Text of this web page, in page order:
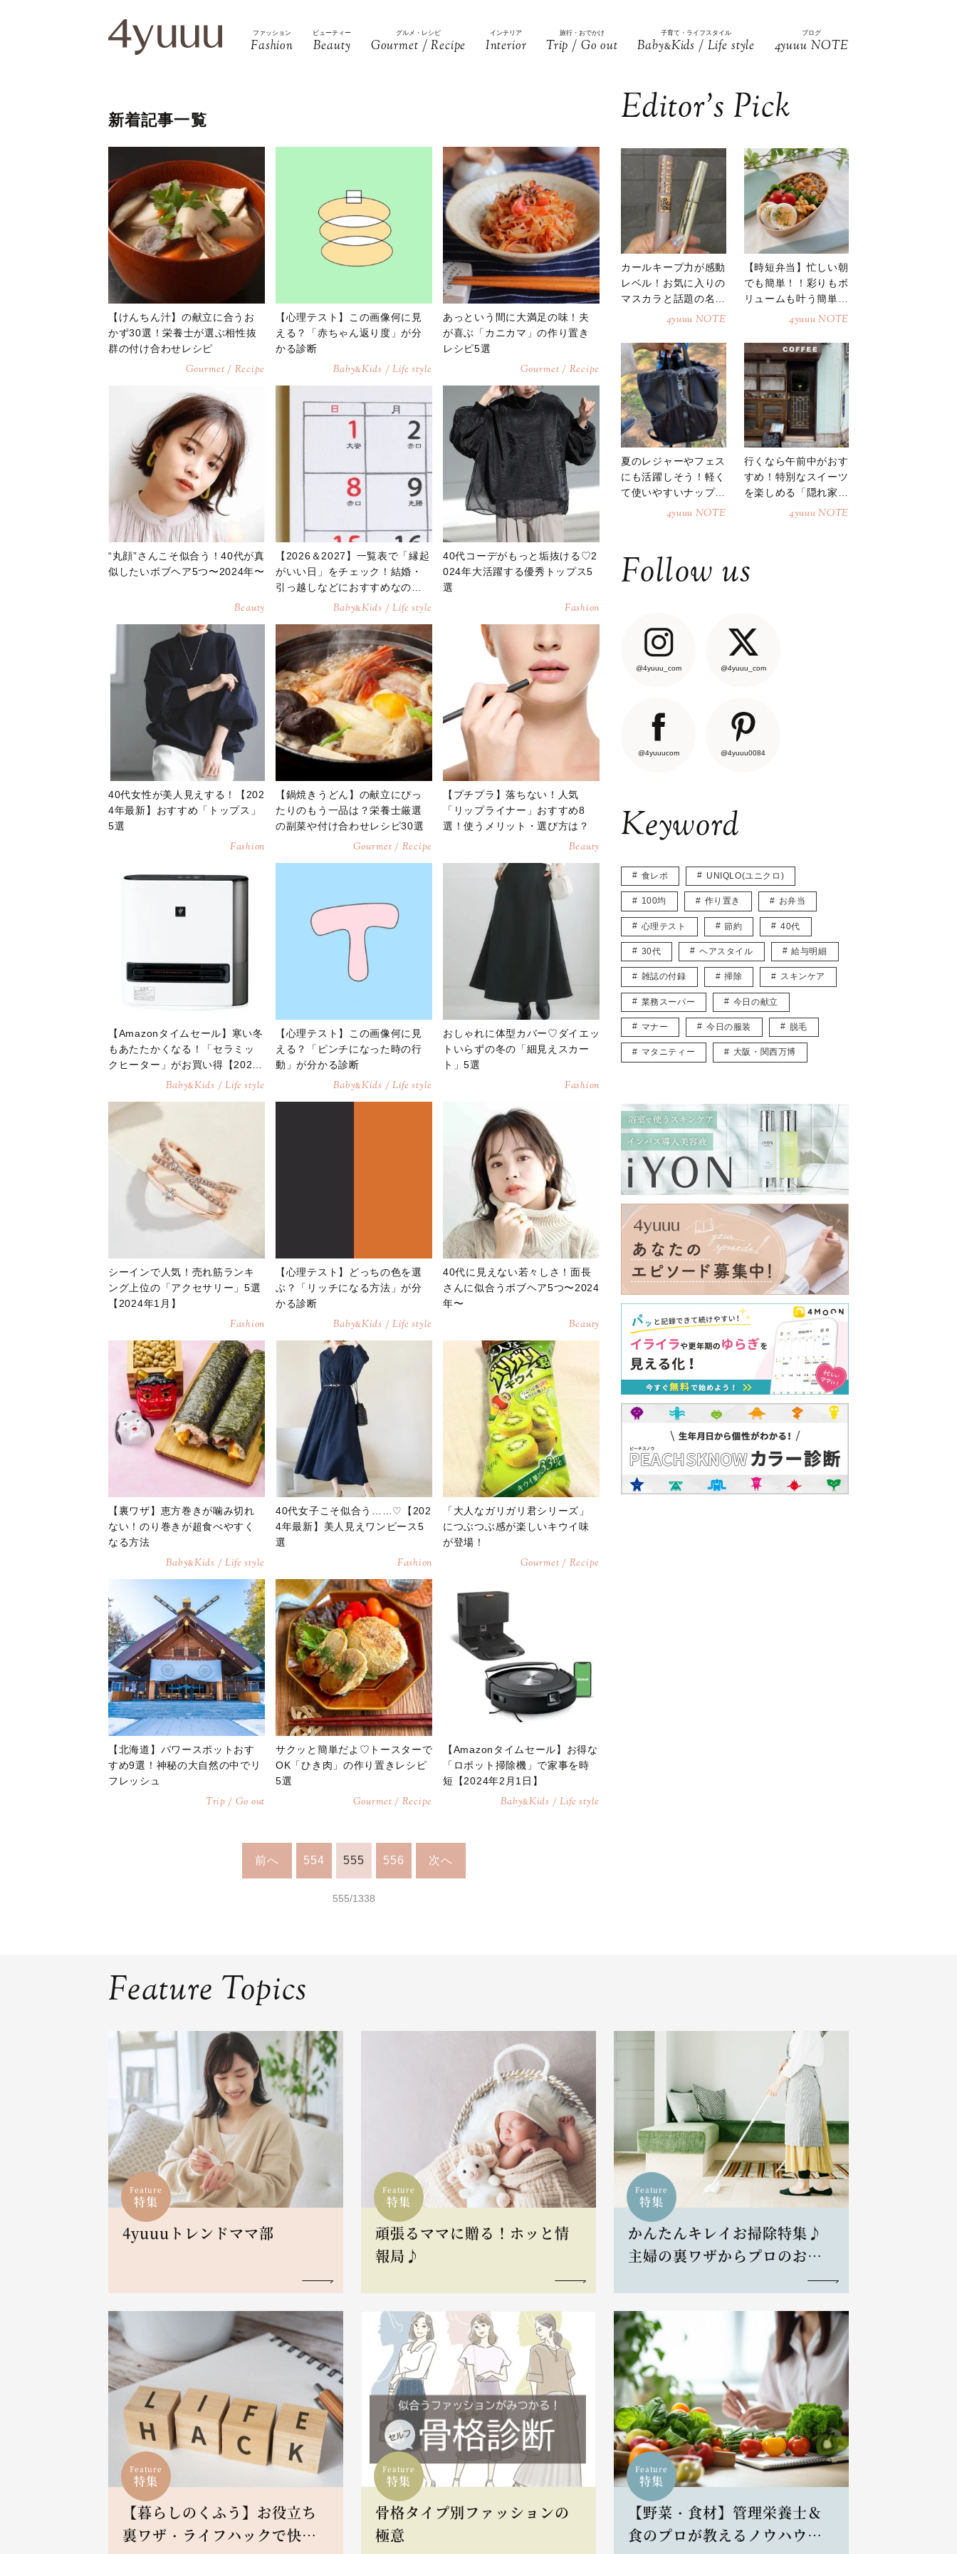
ファッション
Fashion
ビューティー
Beauty
グルメ・レシピ
Gourmet / Recipe
インテリア
Interior
旅行・おでかけ
Trip / Go out
子育て・ライフスタイル
Baby&Kids / Life style
ブログ
4yuuu NOTE
新着記事一覧
【けんちん汁】の献立に合うお
かず30選！栄養士が選ぶ相性抜
群の付け合わせレシピ
Gourmet / Recipe
【心理テスト】この画像何に見
える？「赤ちゃん返り度」が分
かる診断
Baby&Kids / Life style
あっという間に大満足の味！夫
が喜ぶ「カニカマ」の作り置き
レシピ5選
Gourmet / Recipe
“丸顔”さんこそ似合う！40代が真
似したいボブヘア5つ〜2024年〜
Beauty
【2026＆2027】一覧表で「縁起
がいい日」をチェック！結婚・
引っ越しなどにおすすめなの
Baby&Kids / Life style
40代コーデがもっと垢抜ける♡2
024年大活躍する優秀トップス5
選
Fashion
40代女性が美人見えする！【202
4年最新】おすすめ「トップス」
5選
Fashion
【鍋焼きうどん】の献立にぴっ
たりのもう一品は？栄養士厳選
の副菜や付け合わせレシピ30選
Gourmet / Recipe
【プチプラ】落ちない！人気
「リップライナー」おすすめ8
選！使うメリット・選び方は？
Beauty
【Amazonタイムセール】寒い冬
もあたたかくなる！「セラミッ
クヒーター」がお買い得【2024
Baby&Kids / Life style
【心理テスト】この画像何に見
える？「ピンチになった時の行
動」が分かる診断
Baby&Kids / Life style
おしゃれに体型カバー♡ダイエッ
トいらずの冬の「細見えスカー
ト」5選
Fashion
シーインで人気！売れ筋ランキ
ング上位の「アクセサリー」5選
【2024年1月】
Fashion
【心理テスト】どっちの色を選
ぶ？「リッチになる方法」が分
かる診断
Baby&Kids / Life style
40代に見えない若々しさ！面長
さんに似合うボブヘア5つ〜2024
年〜
Beauty
【裏ワザ】恵方巻きが噛み切れ
ない！のり巻きが超食べやすく
なる方法
Baby&Kids / Life style
40代女子こそ似合う……♡【202
4年最新】美人見えワンピース5
選
Fashion
「大人なガリガリ君シリーズ」
につぶつぶ感が楽しいキウイ味
が登場！
Gourmet / Recipe
【北海道】パワースポットおす
すめ9選！神秘の大自然の中でリ
フレッシュ
Trip / Go out
サクッと簡単だよ♡トースターで
OK「ひき肉」の作り置きレシピ
5選
Gourmet / Recipe
【Amazonタイムセール】お得な
「ロボット掃除機」で家事を時
短【2024年2月1日】
Baby&Kids / Life style
前へ 554 555 556 次へ
555/1338
Editor’s Pick
カールキープ力が感動
レベル！お気に入りの
マスカラと話題の名品
4yuuu NOTE
【時短弁当】忙しい朝
でも簡単！！彩りもボ
リュームも叶う簡単そ
4yuuu NOTE
夏のレジャーやフェス
にも活躍しそう！軽く
て使いやすいナップサ
4yuuu NOTE
行くなら午前中がおす
すめ！特別なスイーツ
を楽しめる「隠れ家カ
4yuuu NOTE
Follow us
@4yuuu_com @4yuuu_com
@4yuuucom @4yuuu0084
Keyword
食レポ UNIQLO(ユニクロ)
100均 作り置き お弁当
心理テスト 節約 40代
30代 ヘアスタイル 給与明細
雑誌の付録 掃除 スキンケア
業務スーパー 今日の献立
マナー 今日の服装 脱毛
マタニティー 大阪・関西万博
Feature Topics
Feature
特集
4yuuuトレンドママ部
Feature
特集
頑張るママに贈る！ホッと情
報局♪
Feature
特集
かんたんキレイお掃除特集♪
主婦の裏ワザからプロのお掃
Feature
特集
【暮らしのくふう】お役立ち
裏ワザ・ライフハックで快適L
Feature
特集
骨格タイプ別ファッションの
極意
Feature
特集
【野菜・食材】管理栄養士＆
食のプロが教えるノウハウと